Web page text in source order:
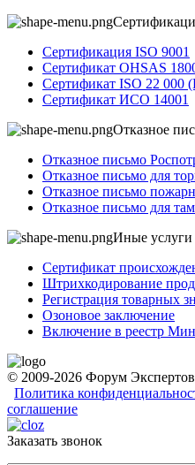
Сертификация ISO 9001
Сертификат OHSAS
Сертификат ISO 22
Сертификат ИСО 14001
Отказное
Отказное письмо
Отказное письмо для
Отказное письмо
Отказное письмо для
Иные услуги
Сертификат
Штрихкодирование
Регистрация товарных
Озоновое заключение
Включение в реестр
© 2009-2026 Форум Экспертов
Политика
соглашение
Заказать звонок